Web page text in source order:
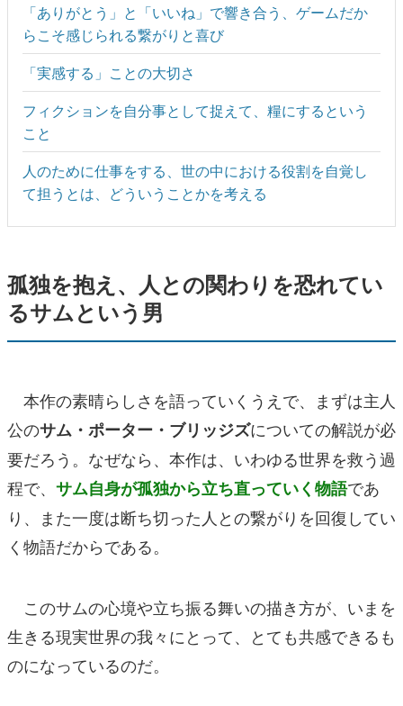
「ありがとう」と「いいね」で響き合う、ゲームだか
らこそ感じられる繋がりと喜び
「実感する」ことの大切さ
フィクションを自分事として捉えて、糧にするという
こと
人のために仕事をする、世の中における役割を自覚し
て担うとは、どういうことかを考える
孤独を抱え、人との関わりを恐れてい
るサムという男
本作の素晴らしさを語っていくうえで、まずは主人
公のサム・ポーター・ブリッジズについての解説が必
要だろう。なぜなら、本作は、いわゆる世界を救う過
程で、 サム自身が孤独から立ち直っていく物語であ
り、また一度は断ち切った人との繋がりを回復してい
く物語だからである。
このサムの心境や立ち振る舞いの描き方が、いまを
生きる現実世界の我々にとって、とても共感できるも
のになっているのだ。